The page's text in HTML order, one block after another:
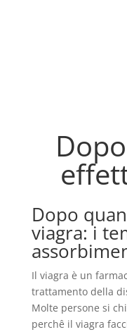
Dopo
viagra: i
Il viagra è un
trattamento della
Molte persone si
perchê il viagra